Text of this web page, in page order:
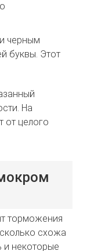
черным
буквы. Этот
На
от целого
торможения
схожа
и некоторые